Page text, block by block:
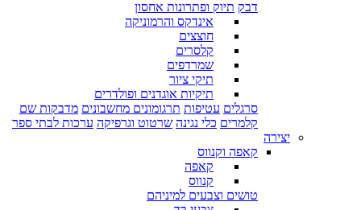
דבק תיוק ופתרונות אחסון
אינדקס והרמוניקה
חוצצים
קלסרים
שמרדפים
תיקי ציור
תיקיות אוגדנים ופולדרים
סרגלים עטיפות תרגומונים מחשבונים מדבקות שם
קלמרים כלי נגינה שרטוט וגרפיקה ערכות לבתי ספר
יצירה
קאפה וקנווס
קאפה
קנווס
טושים וצבעים למיניהם